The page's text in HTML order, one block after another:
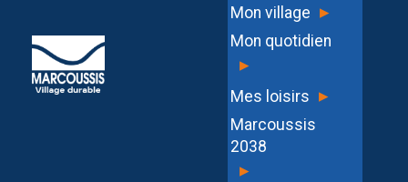
Mon village ▸
Mon quotidien
▸
Mes loisirs ▸
Marcoussis
2038
▸
PLUS
Armand – devis inhumation- Marcoussis